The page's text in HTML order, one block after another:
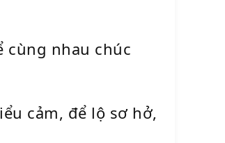
cùng nhau chúc
cảm, để lộ sơ hở,